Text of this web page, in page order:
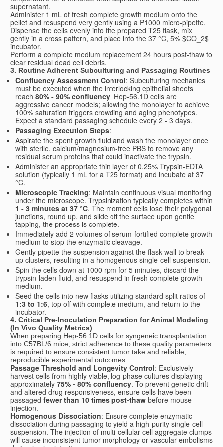
supernatant.
Administer 1 mL of fresh complete growth medium onto the
pellet and resuspend very gently using a P1000 micro-pipette.
Dispense the cells evenly into the prepared T25 flask, mix
gently in a cross pattern, and place into the 37 °C, 5% $CO_2$
incubator.
Perform a complete medium replacement 24 hours post-thaw to
clear residual dead cell debris.
3. Routine Adherent Subculturing and Passaging Routines
Confluency Assessment Control: Subculturing mechanics
must be executed when the interlocking epithelial sheets
reach 80% - 90% confluency. Hep-56.1D cells are
aggressive cancer models; allowing the monolayer to achieve
100% saturation triggers crowding and aging phenotypes.
Expect a standard passaging schedule every 2 - 3 days.
Passaging Execution Steps:
Aspirate the spent growth fluid and wash the monolayer once
with sterile, calcium/magnesium-free PBS to remove any
residual serum proteins that could inactivate the trypsin.
Administer an appropriate thin layer of 0.25% Trypsin-EDTA
solution (typically 1 mL for a T25 format) and incubate at 37
°C.
Microscopic Tracking: Maintain continuous visual monitoring
under the microscope. Trypsinization typically completes within
1 - 3 minutes at 37 °C. The moment cells lose their polygonal
junctions, round up, and slide off the surface upon gentle
tapping, the process is complete.
Immediately add 2 volumes of serum-fortified complete growth
medium to stop the enzymatic cleavage.
Gently pipette the suspension against the flask wall to break
up clusters, resulting in a homogenous single-cell suspension.
Spin the cells down at 1000 rpm for 5 minutes, discard the
trypsin-laden fluid, and resuspend in fresh complete growth
medium.
Seed the cells into new flasks utilizing standard split ratios of
1:3 to 1:6, top off with complete medium, and return to the
incubator.
4. Critical Pre-Inoculation Preparation for Animal Modeling
(In Vivo Quality Metrics)
When preparing Hep-56.1D cells for syngeneic transplantation
into C57BL/6 mice, strict adherence to these quality parameters
is required to ensure consistent tumor take and reliable,
reproducible experimental outcomes:
Passage Threshold and Longevity Control: Exclusively
harvest cells from highly viable, log-phase cultures displaying
approximately 75% - 80% confluency. To prevent genetic drift
and altered drug responsiveness, ensure cells have been
passaged fewer than 10 times post-thaw before mouse
injection.
Homogenous Dissociation: Ensure complete enzymatic
dissociation during passaging to yield a high-purity single-cell
suspension. The injection of multi-cellular cell aggregate clumps
will cause inconsistent tumor morphology or vascular embolisms